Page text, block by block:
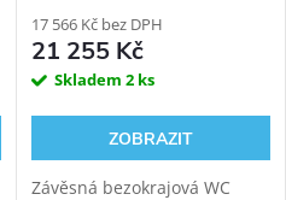
Duofix 111.925.00.5
17 566 Kč bez DPH
21 255 Kč
Skladem 2 ks
ZOBRAZIT
Závěsná bezokrajová WC